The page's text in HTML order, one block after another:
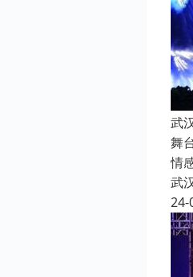
武
舞
情
武
24-